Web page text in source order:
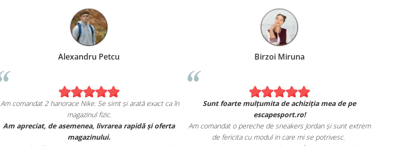
Alexandru Petcu
Am comandat 2 hanorace Nike. Se simt și arată exact ca în
magazinul fizic.
Am apreciat, de asemenea, livrarea rapidă și oferta
magazinului.
Birzoi Miruna
Sunt foarte mulțumita de achiziția mea de pe
escapesport.ro!
Am comandat o pereche de sneakers Jordan și sunt extrem
de fericita cu modul in care mi se potrivesc.